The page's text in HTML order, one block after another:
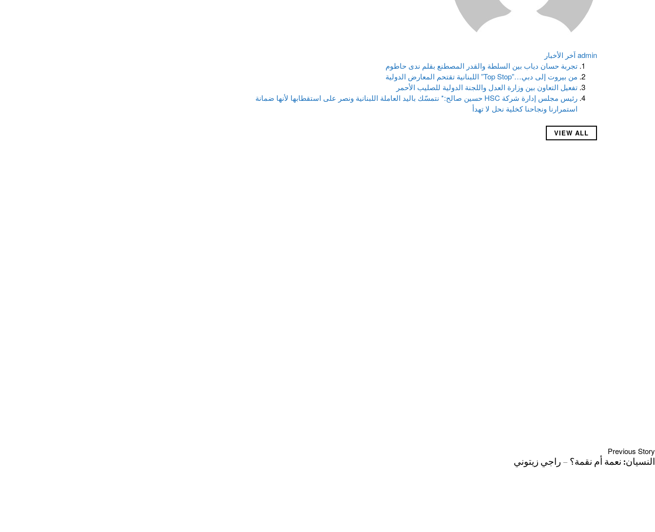
adminاَخر الأخبار
تجربة حسان دياب بين السلطة والقدر المصطنع بقلم ندى حاطوم
من بيروت إلى دبي…”Top Stop” اللبنانية تقتحم المعارض الدولية
تفعيل التعاون بين وزارة العدل واللجنة الدولية للصليب الأحمر
رئيس مجلس إدارة شركة HSC حسين صالح:* نتمسّك باليد العاملة اللبنانية ونصر على استقطابها لأنها ضمانة
استمرارنا ونجاحنا كخلية نحل لا تهدأ
VIEW ALL
Previous Story
النسيان: نعمة أم نقمة؟ – راجي زيتوني